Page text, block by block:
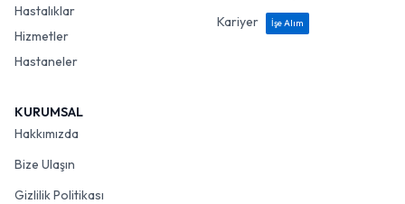
Hastalıklar
Hizmetler
Hastaneler
Kariyer
İşe Alım
KURUMSAL
Hakkımızda
Bize Ulaşın
Gizlilik Politikası